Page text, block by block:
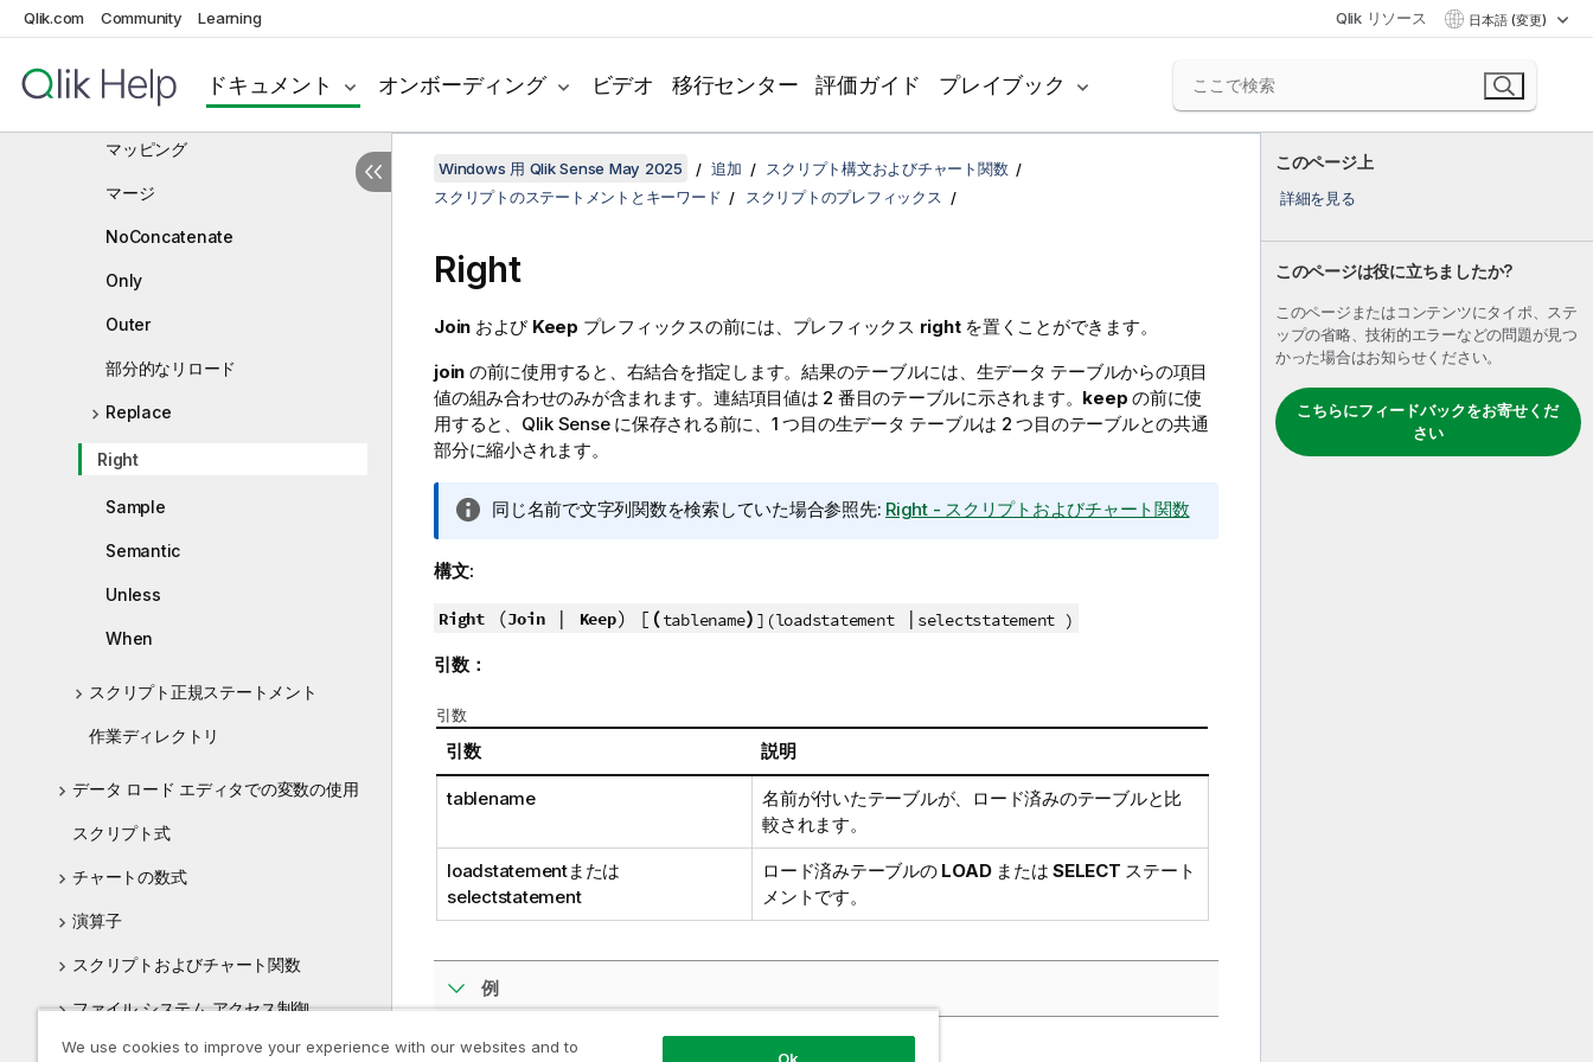
Qlik.com Community Learning Qlik リソース 日本語 (変更)
ドキュメント オンボーディング ビデオ 移行センター 評価ガイド プレイブック
Join
Left
マッピング
マージ
NoConcatenate
Only
Outer
部分的なリロード
Replace
Right
Sample
Semantic
Unless
When
スクリプト正規ステートメント
作業ディレクトリ
データ ロード エディタでの変数の使用
スクリプト式
チャートの数式
演算子
スクリプトおよびチャート関数
ファイル システム アクセス制御
チャートレベルのスクリプト作成
このページ上
詳細を見る
このページは役に立ちましたか?
このページまたはコンテンツにタイポ、ステ
ップの省略、技術的エラーなどの問題が見つ
かった場合はお知らせください。
こちらにフィードバックをお寄せくだ
さい
Windows 用 Qlik Sense May 2025 追加
スクリプト構文およびチャート関数
スクリプトのステートメントとキーワード
スクリプトのプレフィックス
Right
Join および Keep プレフィックスの前には、プレフィックス rightを置くことができます。
join の前に使用すると、右結合を指定します。結果のテーブルには、生データ テーブルからの項目
値の組み合わせのみが含まれます。連結項目値は 2 番目のテーブルに示されます。 keep の前に使
用すると、 Qlik Senseに保存される前に、1 つ目の生データ テーブルは 2 つ目のテーブルとの共通
部分に縮小されます。
情
同じ名前で文字列関数を検索していた場合参照先: Right - スクリプトおよびチャート関数
構文:
Right(Join| Keep) [ (tablename) ](loadstatement| selectstatement )
引数：
引数
引数 説明
tablename
名前が付いたテーブルが、ロード済みのテーブルと比
較されます。
loadstatementまたは
selectstatement
ロード済みテーブルの LOADまたは SELECT ステート
メントです。
例
We use cookies to improve your experience with our websites and to